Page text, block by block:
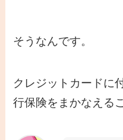
そうなんです。
クレジットカードに
行保険をまかなえる